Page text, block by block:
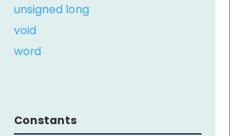
unsigned long
void
word
Constants